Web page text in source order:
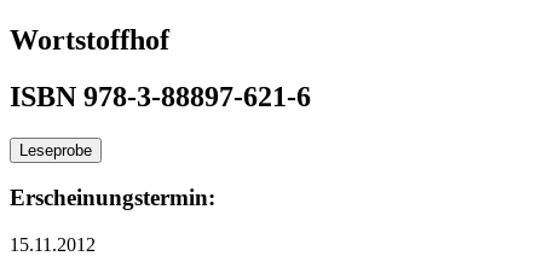
Wortstoffhof
ISBN 978-3-88897-621-6
Leseprobe
Erscheinungstermin:
15.11.2012